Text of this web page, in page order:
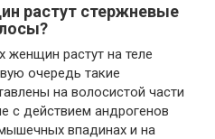
растут стержневые
женщин растут на теле
очередь такие
на волосистой части
с действием андрогенов
впадинах и на